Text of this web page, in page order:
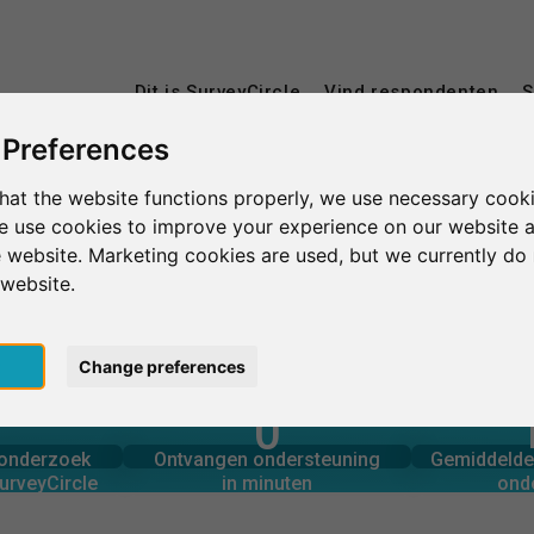
the website functions properly, we use necessary
use cookies to improve your experience on our website
website. Marketing cookies are used, but we currently
Change preferences
Dit is SurveyCircle Vind respondenten
via 0
Ontvangen ondersteuning
in minuten
0
Ondersteuning geboden
in minuten
Aantal